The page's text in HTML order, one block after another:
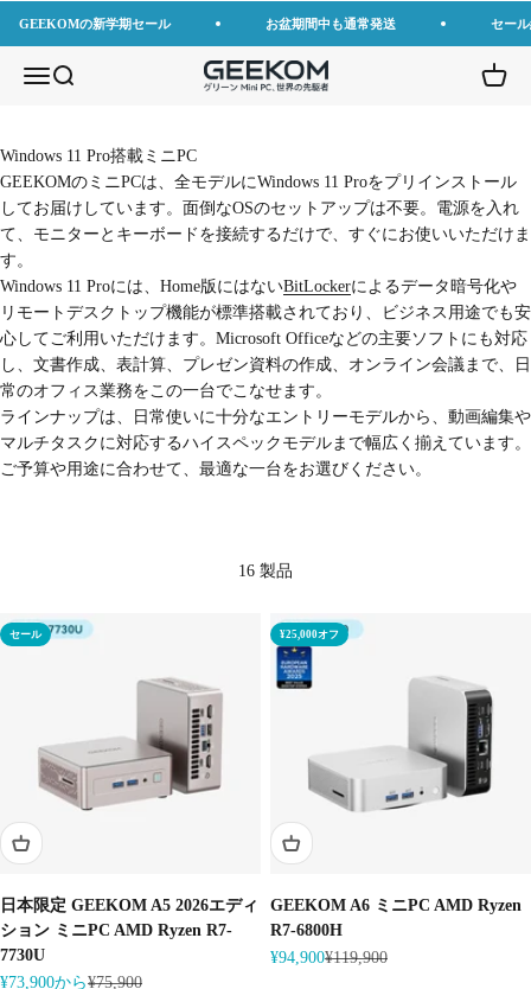
コンテンツへスキップ
GEEKOMの新学期セール お盆期間中も通常発送 セー
メニューを開く
検索を開く GEEKOM JP カー
Windows 11 Pro搭載ミニPC
GEEKOMのミニPCは、全モデルにWindows 11 Proをプリインストール
してお届けしています。面倒なOSのセットアップは不要。電源を入れ
て、モニターとキーボードを接続するだけで、すぐにお使いいただけま
す。
Windows 11 Proには、Home版にはないBitLockerによるデータ暗号化や
リモートデスクトップ機能が標準搭載されており、ビジネス用途でも安
心してご利用いただけます。Microsoft Officeなどの主要ソフトにも対応
し、文書作成、表計算、プレゼン資料の作成、オンライン会議まで、日
常のオフィス業務をこの一台でこなせます。
ラインナップは、日常使いに十分なエントリーモデルから、動画編集や
マルチタスクに対応するハイスペックモデルまで幅広く揃えています。
ご予算や用途に合わせて、最適な一台をお選びください。
16 製品
セール
日本限定 GEEKOM A5 2026エディ
ション ミニPC AMD Ryzen R7-
7730U
セール価格
¥73,900から通常価格
¥75,900
¥25,000オフ
GEEKOM A6 ミニPC AMD Ryzen
R7-6800H
セール価格
¥94,900通常価格
¥119,900